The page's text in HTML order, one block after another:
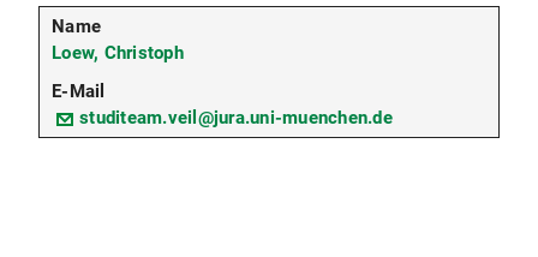
Loew, Christoph
studiteam.veil@jura.uni-muenchen.de